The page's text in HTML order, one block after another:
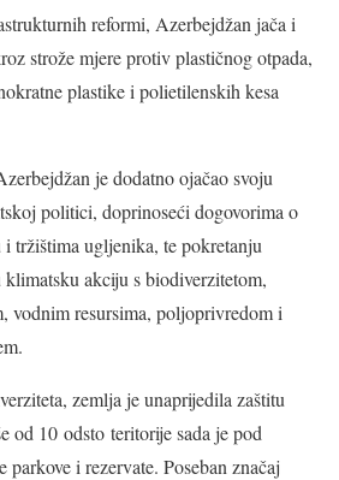
reformi, Azerbejdžan jača i
strože mjere protiv plastičnog otpada,
plastike i polietilenskih kesa
je dodatno ojačao svoju
politici, doprinoseći dogovorima o
tržištima ugljenika, te pokretanju
akciju s biodiverzitetom,
vodnim resursima, poljoprivredom i
zemlja je unaprijedila zaštitu
od 10 odsto teritorije sada je pod
i rezervate. Poseban značaj